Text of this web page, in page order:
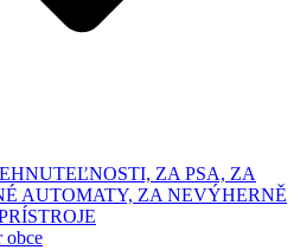
ZA PSA, ZA
AUTOMATY, ZA NEVÝHERNĚ
obce